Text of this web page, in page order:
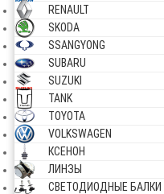
RENAULT
SKODA
SSANGYONG
SUBARU
SUZUKI
TANK
TOYOTA
VOLKSWAGEN
КСЕНОН
ЛИНЗЫ
СВЕТОДИОДНЫЕ БАЛКИ